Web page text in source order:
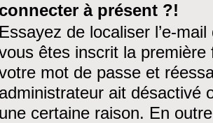
connecter à présent ?!
Essayez de localiser l’e-
êtes inscrit la première
mot de passe et
administrateur ait désactivé
une certaine raison. En